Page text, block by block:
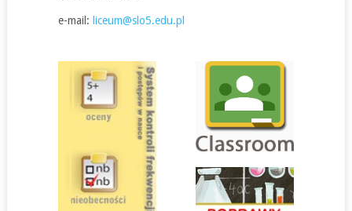
e-mail: liceum@slo5.edu.pl